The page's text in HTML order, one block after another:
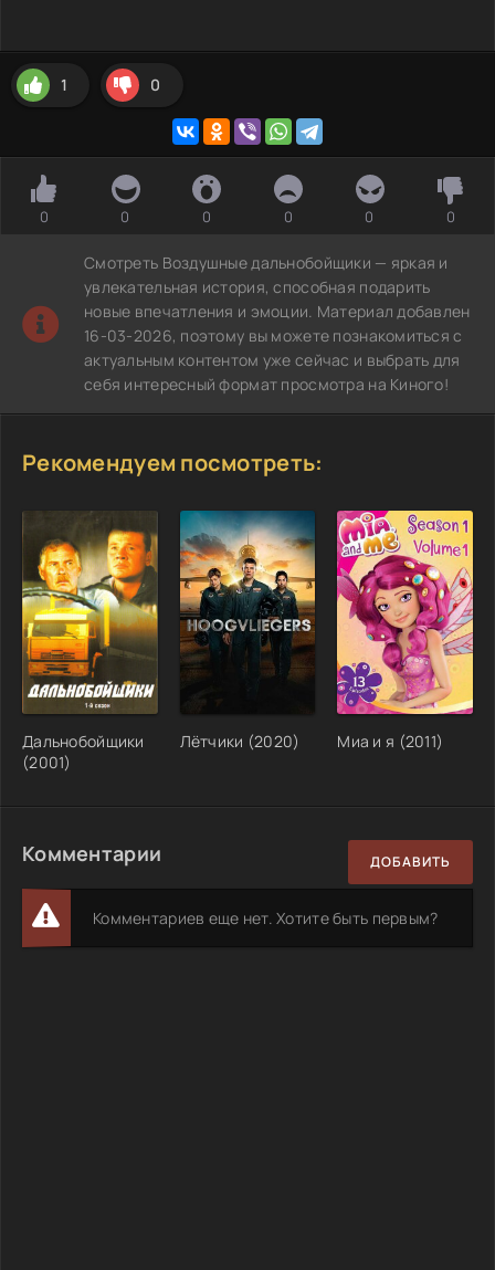
1 0
0 0 0 0 0 0
Смотреть Воздушные дальнобойщики — яркая и
увлекательная история, способная подарить
новые впечатления и эмоции. Материал добавлен
16-03-2026, поэтому вы можете познакомиться с
актуальным контентом уже сейчас и выбрать для
себя интересный формат просмотра на Киного!
Рекомендуем посмотреть:
Дальнобойщики
(2001)
Лётчики (2020) Миа и я (2011)
Комментарии ДОБАВИТЬ
Комментариев еще нет. Хотите быть первым?